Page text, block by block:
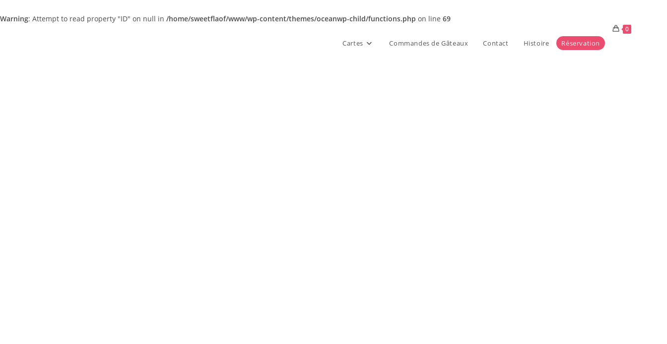
Warning: Attempt to read property "ID" on null in /home/sweetflaof/www/wp-content/themes/oceanwp-child/functions.php on line 69
Cartes Commandes de Gâteaux Contact Histoire Réservation
0